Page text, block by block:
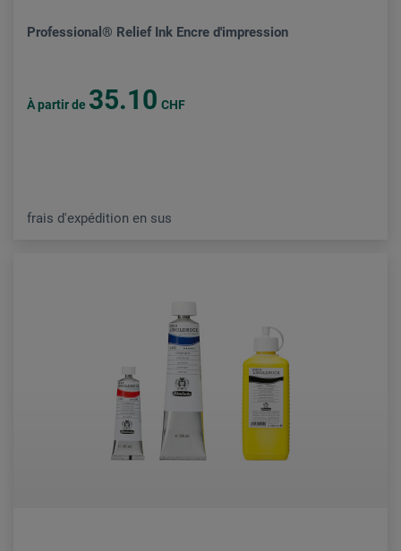
Professional® Relief Ink Encre d'impression
À partir de 35.10 CHF
frais d'expédition en sus